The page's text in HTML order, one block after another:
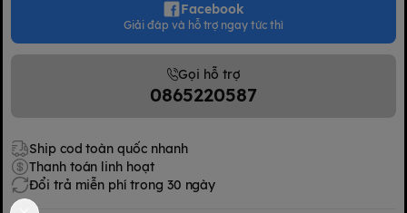
Facebook
Giải đáp và hỗ trợ ngay tức thì
Gọi hỗ trợ
0865220587
Ship cod toàn quốc nhanh
Thanh toán linh hoạt
Đổi trả miễn phí trong 30 ngày